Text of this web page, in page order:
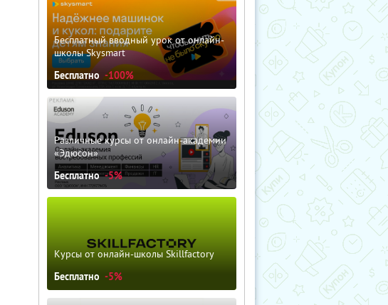
Бесплатный вводный урок от онлайн-
школы Skysmart
Бесплатно -100%
Различные курсы от онлайн-академии
«Эдюсон»
Бесплатно -5%
Курсы от онлайн-школы Skillfactory
Бесплатно -5%